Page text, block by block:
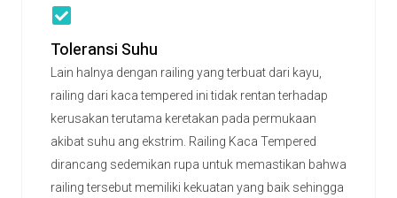
Toleransi Suhu
Lain halnya dengan railing yang terbuat dari kayu,
railing dari kaca tempered ini tidak rentan terhadap
kerusakan terutama keretakan pada permukaan
akibat suhu ang ekstrim. Railing Kaca Tempered
dirancang sedemikan rupa untuk memastikan bahwa
railing tersebut memiliki kekuatan yang baik sehingga